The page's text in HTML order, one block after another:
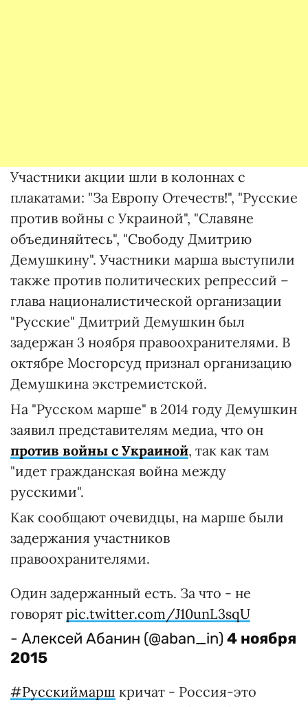
Участники акции шли в колоннах с
плакатами: "За Европу Отечеств!", "Русские
против войны с Украиной", "Славяне
объединяйтесь", "Свободу Дмитрию
Демушкину". Участники марша выступили
также против политических репрессий –
глава националистической организации
"Русские" Дмитрий Демушкин был
задержан 3 ноября правоохранителями. В
октябре Мосгорсуд признал организацию
Демушкина экстремистской.
На "Русском марше" в 2014 году Демушкин
заявил представителям медиа, что он
против войны с Украиной, так как там
"идет гражданская война между
русскими".
Как сообщают очевидцы, на марше были
задержания участников
правоохранителями.
Один задержанный есть. За что - не
говорят pic.twitter.com/J10unL3sqU
- Алексей Абанин (@aban_in) 4 ноября
2015
#Русскиймарш
Европа .....pic.twitter.com/QoNSbJYBQA